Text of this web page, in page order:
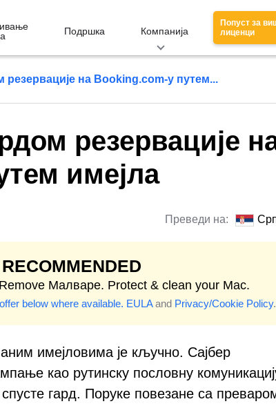
Подршка Компанија
Попуст за
лиценци
резервације на Booking.com-у путем...
резервације
имејла
Преведи на:
Малваре. Protect & clean your Mac.
below where available. EULAand Privacy/Cookie Policy.
имејловима је кључно. Сајбер
као рутинску пословну
гард. Поруке повезане са